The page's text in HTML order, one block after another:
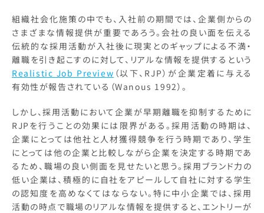
組織社会化施策の中でも、入社前の期間では、企業側からの
さまざまな情報提供が重要であろう。会社の良い面を伝える
伝統的な採用活動が入社後に現実とのギャップによる不満・
離職を引き起こすのに対して、リアルな情報を提供するという
Realistic Job Preview （以下、RJP）が企業定着に与える
有効性が報告されている（Wanous 1992）。
しかし、採用活動において企業が早期離職を抑制するために
RJPを行うことの効果には限界がある。採用活動の時期は、
企業にとっては他社と人材獲得競争を行う時期であり、学生
にとっては他の企業と比較しながら企業を決定する時期であ
るため、職場の良い側面を見せたいと思う。採用ブランド力の
低い企業は、積極的に自社をアピールして自社に対する学生
の認知度を高めなくてはならない。特に中小企業では、採用
活動の時点で職場のリアルな情報を提供すると、エントリーが